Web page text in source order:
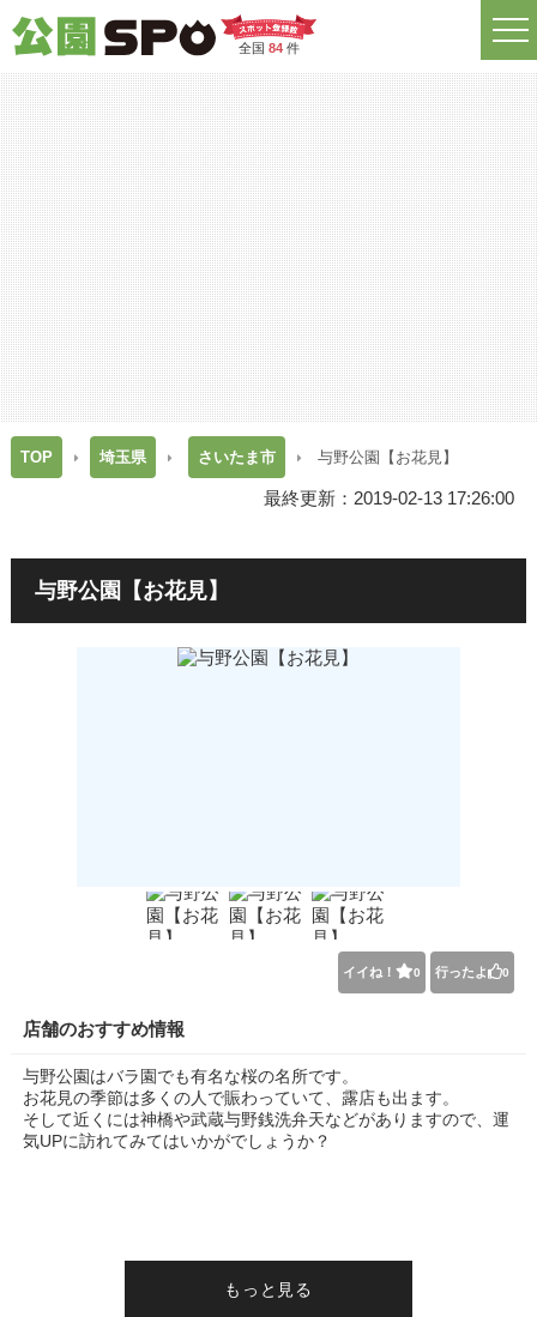
全国 84件
TOP 埼玉県 さいたま市 与野公園【お花見】
最終更新：2019-02-13 17:26:00
与野公園【お花見】
イイね！ 0 行ったよ 0
店舗のおすすめ情報
与野公園はバラ園でも有名な桜の名所です。
お花見の季節は多くの人で賑わっていて、露店も出ます。
そして近くには神橋や武蔵与野銭洗弁天などがありますので、運
気UPに訪れてみてはいかがでしょうか？